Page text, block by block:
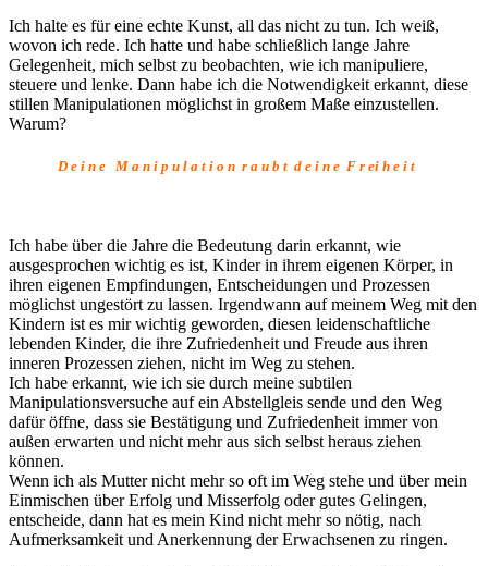
Ich halte es für eine echte Kunst, all das nicht zu tun. Ich weiß,
wovon ich rede. Ich hatte und habe schließlich lange Jahre
Gelegenheit, mich selbst zu beobachten, wie ich manipuliere,
steuere und lenke. Dann habe ich die Notwendigkeit erkannt, diese
stillen Manipulationen möglichst in großem Maße einzustellen.
Warum?
D e i n e M a n i p u l a t i o n r a u b t d e i n e F r ei h e i t
Ich habe über die Jahre die Bedeutung darin erkannt, wie
ausgesprochen wichtig es ist, Kinder in ihrem eigenen Körper, in
ihren eigenen Empfindungen, Entscheidungen und Prozessen
möglichst ungestört zu lassen. Irgendwann auf meinem Weg mit den
Kindern ist es mir wichtig geworden, diesen leidenschaftliche
lebenden Kinder, die ihre Zufriedenheit und Freude aus ihren
inneren Prozessen ziehen, nicht im Weg zu stehen.
Ich habe erkannt, wie ich sie durch meine subtilen
Manipulationsversuche auf ein Abstellgleis sende und den Weg
dafür öffne, dass sie Bestätigung und Zufriedenheit immer von
außen erwarten und nicht mehr aus sich selbst heraus ziehen
können.
Wenn ich als Mutter nicht mehr so oft im Weg stehe und über mein
Einmischen über Erfolg und Misserfolg oder gutes Gelingen,
entscheide, dann hat es mein Kind nicht mehr so nötig, nach
Aufmerksamkeit und Anerkennung der Erwachsenen zu ringen.